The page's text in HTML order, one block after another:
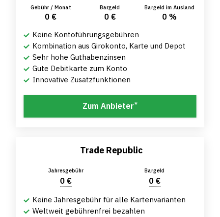
Gebühr / Monat
0 €
Bargeld
0 €
Bargeld im Ausland
0 %
Keine Kontoführungsgebühren
Kombination aus Girokonto, Karte und Depot
Sehr hohe Guthabenzinsen
Gute Debitkarte zum Konto
Innovative Zusatzfunktionen
Zum Anbieter*
Trade Republic
Jahresgebühr
0 €
Bargeld
0 €
Keine Jahresgebühr für alle Kartenvarianten
Weltweit gebührenfrei bezahlen